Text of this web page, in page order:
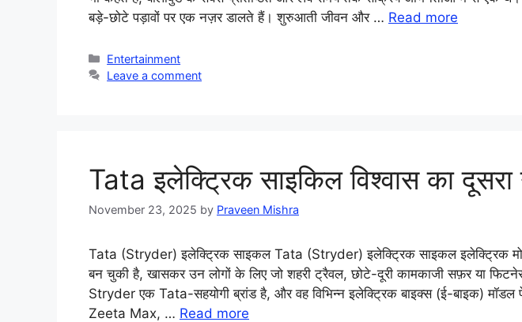
बड़े-छोटे पड़ावों पर एक नज़र डालते हैं। शुरुआती जीवन और … Read more
Categories
Entertainment
Leave a comment
Tata इलेक्ट्रिक साइकिल विश्वास का दूसरा
November 23, 2025 by Praveen Mishra
Tata (Stryder) इलेक्ट्रिक साइकल Tata (Stryder) इलेक्ट्रिक साइकल इलेक्ट्रिक
बन चुकी है, खासकर उन लोगों के लिए जो शहरी ट्रैवल, छोटे-दूरी कामकाजी सफ़र या
Stryder एक Tata-सहयोगी ब्रांड है, और वह विभिन्न इलेक्ट्रिक बाइक्स (ई-बाइक)
Zeeta Max, … Read more